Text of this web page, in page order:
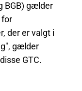
BGB) gælder
der er valgt i
gælder
GTC.